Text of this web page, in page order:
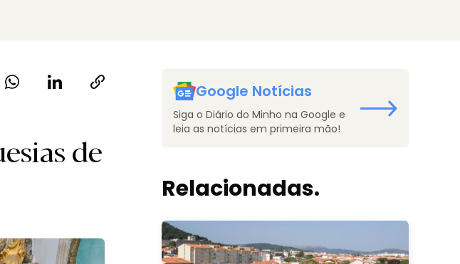
de
Google Notícias
Siga o Diário do Minho na Google e
leia as notícias em primeira mão!
Relacionadas.